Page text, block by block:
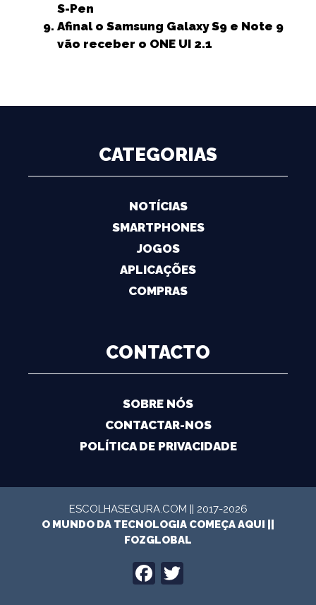
S-Pen
Afinal o Samsung Galaxy S9 e Note 9
vão receber o ONE UI 2.1
CATEGORIAS
NOTÍCIAS
SMARTPHONES
JOGOS
APLICAÇÕES
COMPRAS
CONTACTO
SOBRE NÓS
CONTACTAR-NOS
POLÍTICA DE PRIVACIDADE
ESCOLHASEGURA.COM || 2017-2026
O MUNDO DA TECNOLOGIA COMEÇA AQUI ||
FOZGLOBAL
FACEBOOK